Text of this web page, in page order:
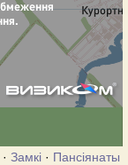
· Замкі · Пансіянаты